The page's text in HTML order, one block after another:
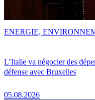
L’Italie va négocier des
défense avec Bruxelles
05.08.2026
ENERGIE,